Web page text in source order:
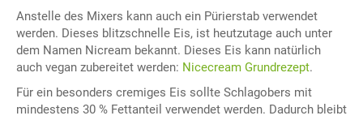
Anstelle des Mixers kann auch ein Pürierstab verwendet
werden. Dieses blitzschnelle Eis, ist heutzutage auch unter
dem Namen Nicream bekannt. Dieses Eis kann natürlich
auch vegan zubereitet werden: Nicecream Grundrezept.
Für ein besonders cremiges Eis sollte Schlagobers mit
mindestens 30 % Fettanteil verwendet werden. Dadurch bleibt